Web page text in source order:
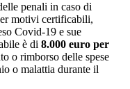
penali in caso di
motivi certificabili,
Covid-19 e sue
è di 8.000 euro per
o rimborso delle spese
o malattia durante il